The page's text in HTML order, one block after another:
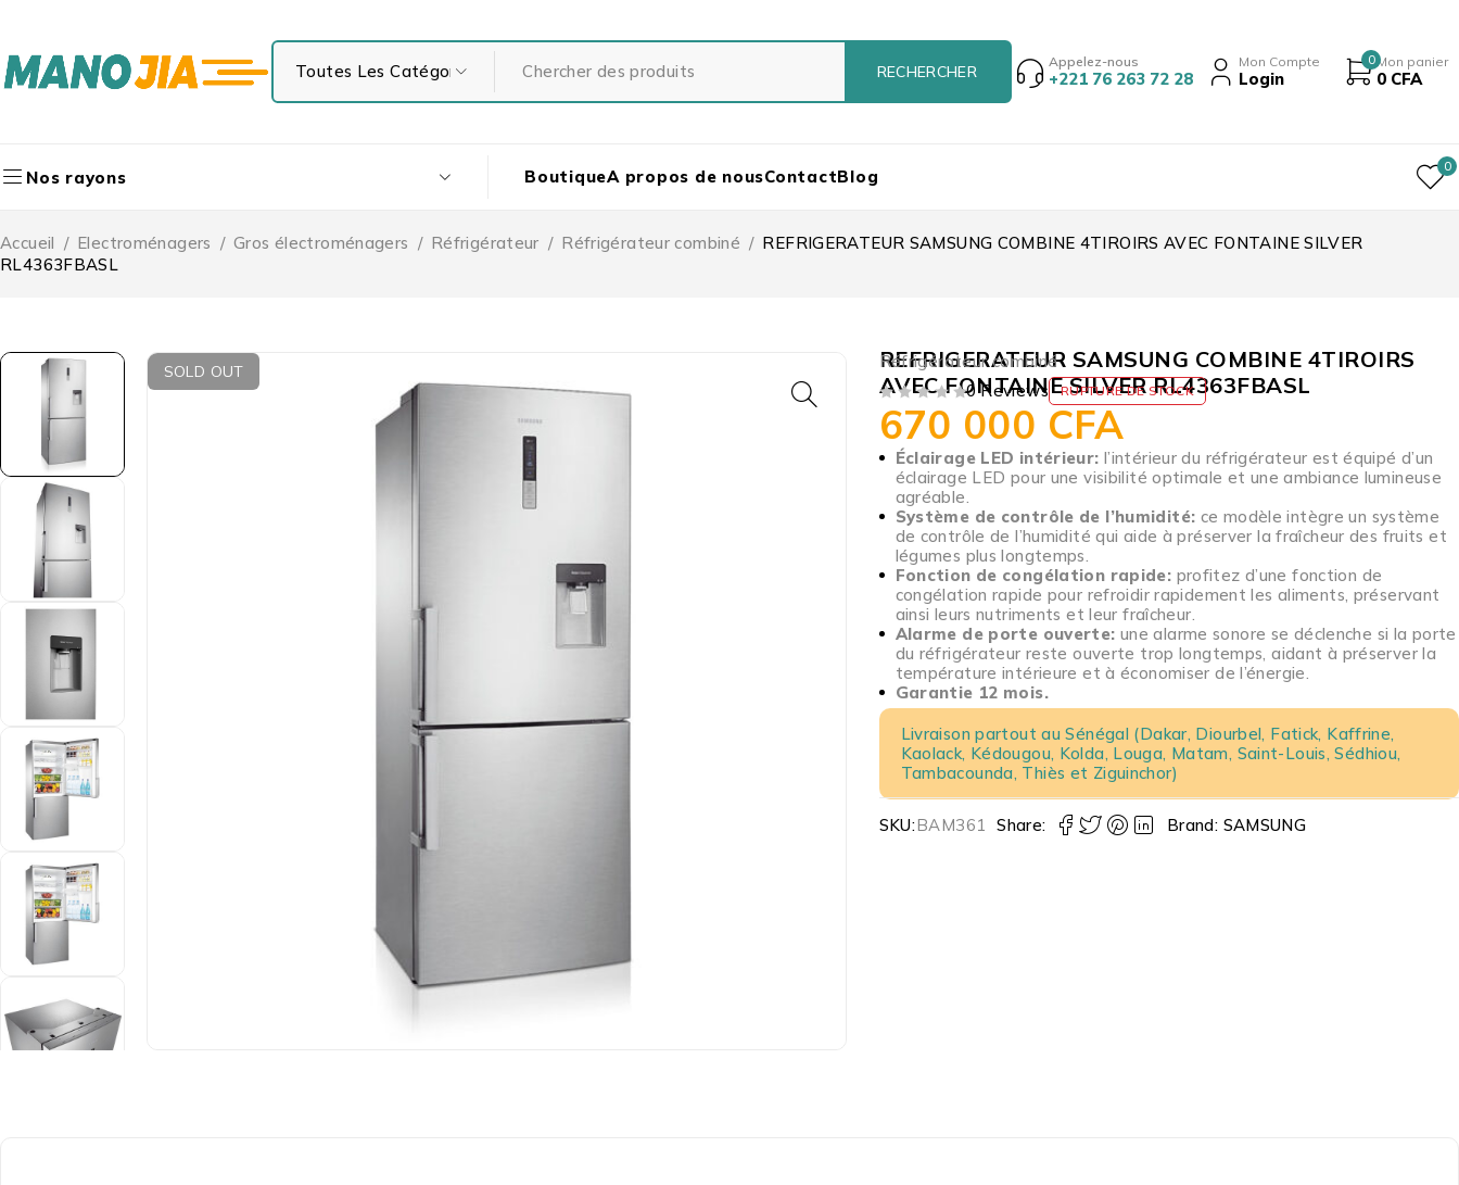
Appelez-nous
+221 76 263 72 28
Mon Compte
Login
0 Mon panier
0 CFA
Nos rayons BoutiqueA propos de nousContactBlog 0
Accueil / Electroménagers / Gros électroménagers / Réfrigérateur / Réfrigérateur combiné / REFRIGERATEUR SAMSUNG COMBINE 4TIROIRS AVEC FONTAINE SILVER
RL4363FBASL
SOLD OUT Réfrigérateur combiné
REFRIGERATEUR SAMSUNG COMBINE 4TIROIRS
AVEC FONTAINE SILVER RL4363FBASL
0 Reviews RUPTURE DE STOCK
670 000 CFA
Éclairage LED intérieur: l’intérieur du réfrigérateur est équipé d’un
éclairage LED pour une visibilité optimale et une ambiance lumineuse
agréable.
Système de contrôle de l’humidité: ce modèle intègre un système
de contrôle de l’humidité qui aide à préserver la fraîcheur des fruits et
légumes plus longtemps.
Fonction de congélation rapide: profitez d’une fonction de
congélation rapide pour refroidir rapidement les aliments, préservant
ainsi leurs nutriments et leur fraîcheur.
Alarme de porte ouverte: une alarme sonore se déclenche si la porte
du réfrigérateur reste ouverte trop longtemps, aidant à préserver la
température intérieure et à économiser de l’énergie.
Garantie 12 mois.
Livraison partout au Sénégal (Dakar, Diourbel, Fatick, Kaffrine,
Kaolack, Kédougou, Kolda, Louga, Matam, Saint-Louis, Sédhiou,
Tambacounda, Thiès et Ziguinchor)
SKU:BAM361 Share: Brand: SAMSUNG